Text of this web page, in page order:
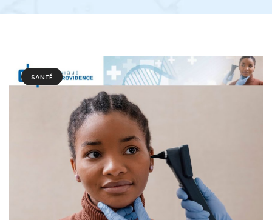
SANTÉ